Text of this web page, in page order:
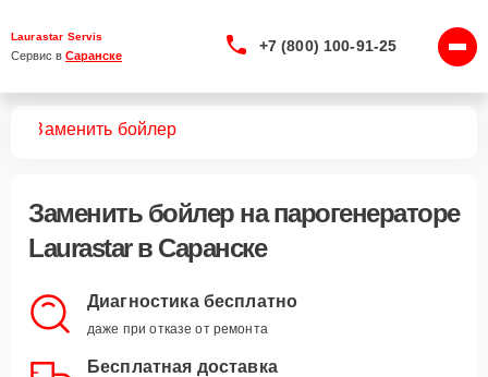
Laurastar Servis
Сервис в Саранске
+7 (800) 100-91-25
Заменить бойлер
Заменить бойлерна парогенераторе
Laurastar в Саранске
Диагностика бесплатно
даже при отказе от ремонта
Бесплатная доставка